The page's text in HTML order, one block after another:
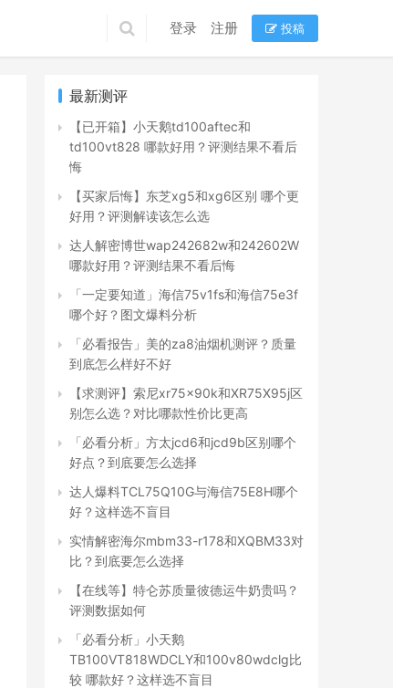
登录 注册 投稿
最新测评
【已开箱】小天鹅td100aftec和
td100vt828 哪款好用？评测结果不看后
悔
【买家后悔】东芝xg5和xg6区别 哪个更
好用？评测解读该怎么选
达人解密博世wap242682w和242602W
哪款好用？评测结果不看后悔
「一定要知道」海信75v1fs和海信75e3f
哪个好？图文爆料分析
「必看报告」美的za8油烟机测评？质量
到底怎么样好不好
【求测评】索尼xr75x90k和XR75X95j区
别怎么选？对比哪款性价比更高
「必看分析」方太jcd6和jcd9b区别哪个
好点？到底要怎么选择
达人爆料TCL75Q10G与海信75E8H哪个
好？这样选不盲目
实情解密海尔mbm33-r178和XQBM33对
比？到底要怎么选择
【在线等】特仑苏质量彼德运牛奶贵吗？
评测数据如何
「必看分析」小天鹅
TB100VT818WDCLY和100v80wdclg比
较 哪款好？这样选不盲目